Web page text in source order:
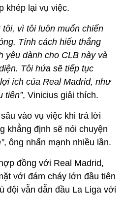
khép lại vụ việc.
vì tôi luôn muốn chiến
Tính cách hiếu thắng
yêu dành cho CLB này và
Tôi hứa sẽ tiếp tục
ích của Real Madrid, như
tiên”, Vinicius giải thích.
vào vụ việc khi trả lời
khẳng định sẽ nói chuyện
, ông nhấn mạnh nhiều lần.
đồng với Real Madrid,
với đám cháy lớn đầu tiên
đội vẫn dẫn đầu La Liga với